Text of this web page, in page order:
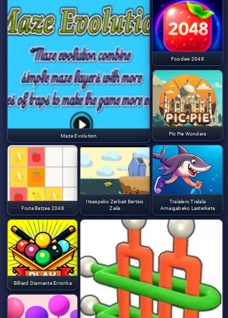
Maze Evolution
Foodies 2048
Pic Pie Wonders
Fruta Batzea 2048
Itsaspeko Zerbait Bertsio
Zaila
Tralalero Tralala
Amaigabeko Lasterketa
Billiard Diamante Erronka